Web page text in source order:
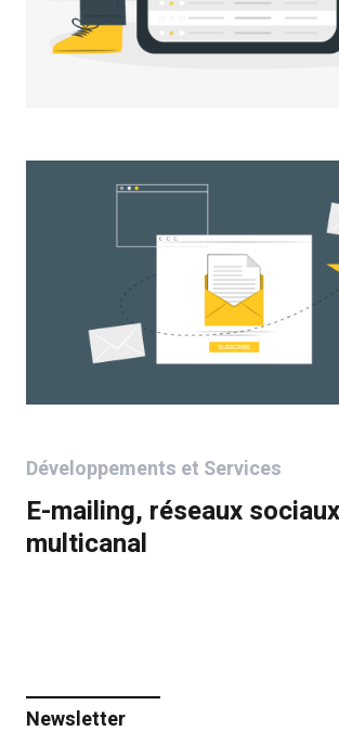
Développements et Services
E-mailing, réseaux
multicanal
Newsletter